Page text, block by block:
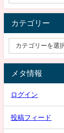
カテゴリー
メタ情報
ログイン
投稿フィード